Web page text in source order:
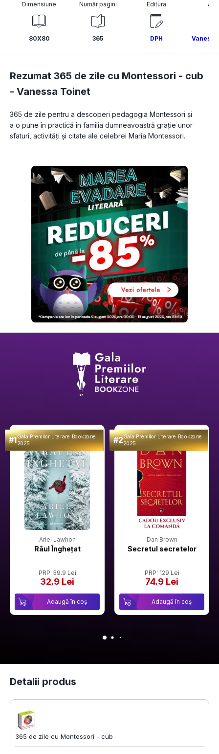
Dimensiune
80X80
Număr pagini
365
Editura
DPH
Rezumat 365 de zile cu Montessori - cub
- Vanessa Toinet
365 de zile pentru a descoperi pedagogia Montessori și
a o pune în practică în familia dumneavoastră grație unor
sfaturi, activități și citate ale celebrei Maria Montessori.
#1Gala Premilor Literare Bookzone
2025
Ariel Lawhon
Râul Înghețat
PRP: 59.9 Lei
32.9 Lei
Adaugă în coș
#2Gala Premilor Literare Bookzone
2025
Dan Brown
Secretul secretelor
PRP: 129 Lei
74.9 Lei
Adaugă în coș
Detalii produs
365 de zile cu Montessori - cub